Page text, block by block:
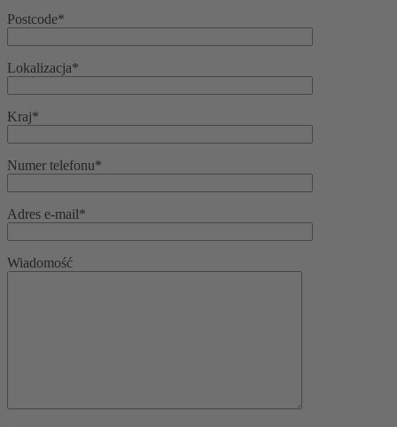
Postcode*
Lokalizacja*
Kraj*
Numer telefonu*
Adres e-mail*
Wiadomość